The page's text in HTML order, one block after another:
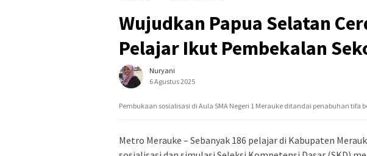
Wujudkan Papua Selatan
Pelajar Ikut Pembekalan
Nuryani
6 Agustus 2025
Pembukaan sosialisasi di Aula SMA Negeri 1 Merauke ditandai penabuhan tifa
Metro Merauke – Sebanyak 186 pelajar di Kabupaten